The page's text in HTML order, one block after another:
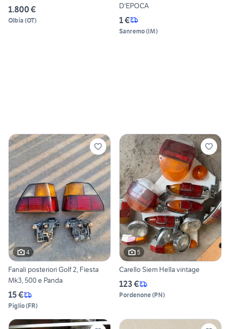
1.800 €
Olbia (OT)
D'EPOCA
1 €
Sanremo(IM)
4
Fanali posteriori Golf 2, Fiesta
Mk3, 500 e Panda
15 €
Piglio(FR)
5
Carello Siem Hella vintage
123 €
Pordenone(PN)